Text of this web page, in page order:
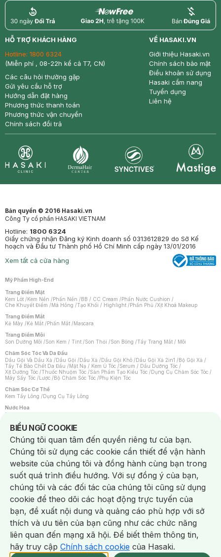
return nowfree price
HỖ TRỢ KHÁCH HÀNG
Hotline: 1800 6324
(Miễn phí , 08-22h kể cả T7, CN)
Các câu hỏi thường gặp
Gửi yêu cầu hỗ trợ
Hướng dẫn đặt hàng
Phương thức thanh toán
Phương thức vận chuyển
Chính sách đổi trả
VỀ HASAKI.VN
Giới thiệu Hasaki.vn
Chính sách bảo mật
Điều khoản sử dụng
Hasaki cẩm nang
Tuyển dụng
Liên hệ
Bản quyền © 2016 Hasaki.vn
Công Ty cổ phần HASAKI VIETNAM
Hotline: 1800 6324
Giấy chứng nhận Đăng ký Kinh doanh số 0313612829 do Sở Kế
hoạch và Đầu tư Thành phố Hồ Chí Minh cấp ngày 13/01/2016
Xem tất cả cửa hàng
Mỹ Phẩm High-End
Trang Điểm Mặt
Kem Lót /Kem Nền /Phấn Nền /BB / CC Cream /Phấn Nước Cushion /
Che Khuyết Điểm /Má Hồng /Tạo Khối / Highlight /Phấn Phủ /Xịt Khoá Makeup
Trang Điểm Mắt
Kẻ Mày /Kẻ Mắt /Phấn Mắt /Mascara
Trang Điểm Môi
Son Dưỡng Môi /Son Kem / Tint /Son Thỏi /Son Bóng /Tẩy Trang Mắt / Môi
Chăm Sóc Tóc Và Da Đầu
Dầu Gội Và Dầu Xả /Dầu Gội /Dầu Xả /Dầu Gội Khô /Dầu Gội Xả 2in1 /Bộ Gội Xả /
Tẩy Tế Bào Chết Da Đầu /Mặt Nạ / Kem Ủ Tóc /Serum / Dầu Dưỡng Tóc /
Xịt Dưỡng Tóc /Thuốc Nhuộm Tóc /Sản Phẩm Tạo Kiểu Tóc /Dụng Cụ Chăm Sóc Tóc /
Máy Sấy Tóc /Lược /Bộ Chăm Sóc Tóc /Phụ Kiện Tóc
Chăm Sóc Cơ Thể
Kem Tẩy Lông /Dụng Cụ Tẩy Lông
Nước Hoa
Nước Hoa Nữ
Chăm Sóc Cá Nhân
Chống Muỗi /Khẩu Trang /Máy Massage/Mặt Nạ Xông Hơi /Nước Rửa Tay/
Sản Phẩm Chăm Sóc Khác /Bàn Chải Đánh Răng /Bàn Chải Điện/
Hỗ Trợ Trắng Răng/Kem Đánh Răng /Máy Tăm Nước/ Nước Súc Miệng/
Tăm / Chỉ Nha Khoa/ Xịt Thơm Miệng / Dung Dịch Vệ Sinh/Dưỡng Vùng Kín/
Khăn Ướt Vệ Sinh Vùng Kín/Băng Vệ Sinh/Tampon/Bọt Cạo Râu /Dao Cạo Râu/
Máy Cạo Râu
Vấn Đề Về Da
Da Dầu / Lỗ Chân Lông To/ Da Khô / Mất Nước/ Da Lão Hóa/ Da Mụn/
Da Nhạy Cảm / Kích Ứng
Da Xỉn Màu Thâm / Nám / Tàn Nhang
Quầng Thâm & Bọng Mắt /Sẹo /Viêm Da Cơ Địa
Dụng Cụ / Phụ Kiện Chăm Sóc Da
Bông Tẩy Trang
Khăn Lau Mặt Khô Dụng Cụ / Máy Rửa Mặt Máy Chăm Sóc Da
Dụng Cụ Chăm Sóc Khác
BIỂU NGỮ COOKIE
Notice about cookies usage
Chúng tôi quan tâm đến quyền riêng tư của bạn.
Chúng tôi sử dụng các cookie cần thiết để vận hành
website của chúng tôi và đồng hành cùng bạn trong
suốt quá trình điều hướng. Với sự đồng ý của bạn,
chúng tôi và các đối tác của chúng tôi cũng sử dụng
cookie để theo dõi các hoạt động trực tuyến của
bạn, đề xuất nội dung và quảng cáo phù hợp với sở
thích và ưu tiên của bạn cũng như các chức năng
liên quan đến mạng xã hội. Để biết thêm thông tin,
hãy truy cập Chính sách cookie của Hasaki.